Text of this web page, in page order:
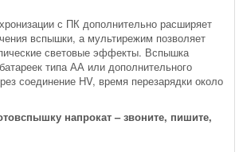
с ПК дополнительно расширяет
вспышки, а мультирежим позволяет
световые эффекты. Вспышка
типа АА или дополнительного
соединение HV, время перезарядки около
напрокат – звоните, пишите,